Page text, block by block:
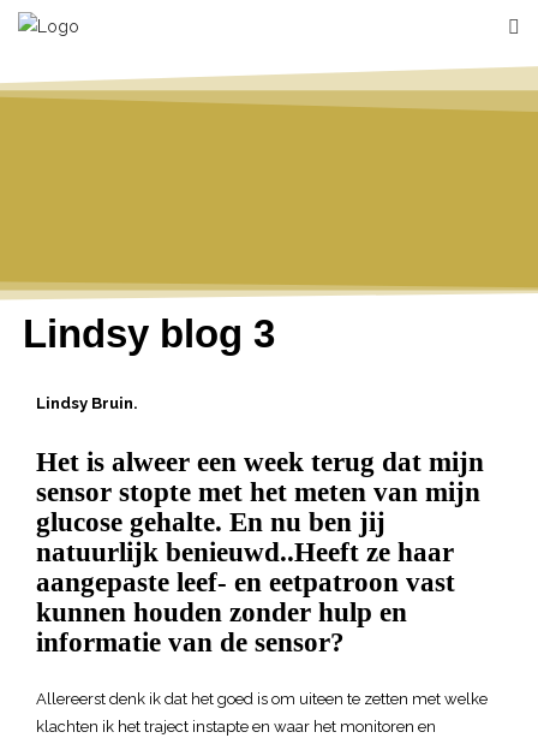
Lindsy blog 3
Lindsy Bruin.
Het is alweer een week terug dat mijn
sensor stopte met het meten van mijn
glucose gehalte. En nu ben jij
natuurlijk benieuwd..Heeft ze haar
aangepaste leef- en eetpatroon vast
kunnen houden zonder hulp en
informatie van de sensor?
Allereerst denk ik dat het goed is om uiteen te zetten met welke
klachten ik het traject instapte en waar het monitoren en